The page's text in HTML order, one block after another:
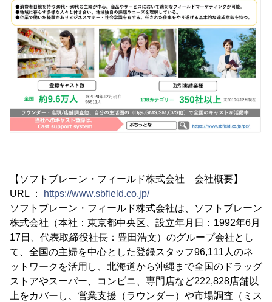
【ソフトブレーン・フィールド株式会社 会社概要】
URL ：
https://www.sbfield.co.jp/
ソフトブレーン・フィールド株式会社は、ソフトブレーン
株式会社（本社：東京都中央区、設立年月日：1992年6月
17日、代表取締役社長：豊田浩文）のグループ会社とし
て、全国の主婦を中心とした登録スタッフ96,111人のネ
ットワークを活用し、北海道から沖縄まで全国のドラッグ
ストアやスーパー、コンビニ、専門店など222,828店舗以
上をカバーし、営業支援（ラウンダー）や市場調査（ミス